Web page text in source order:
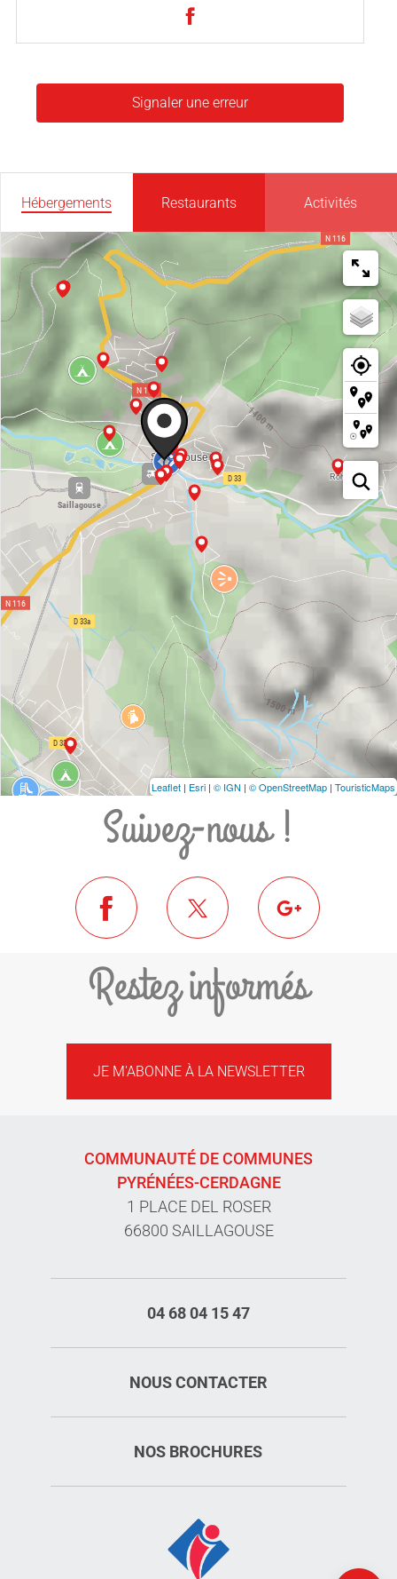
Carte
Signaler une erreur
Hébergements Restaurants Activités
Leaflet | Esri | © IGN | © OpenStreetMap | TouristicMaps
Suivez-nous !
Restez informés
JE M'ABONNE À LA NEWSLETTER
COMMUNAUTÉ DE COMMUNES
PYRÉNÉES-CERDAGNE
1 PLACE DEL ROSER
66800 SAILLAGOUSE
04 68 04 15 47
NOUS CONTACTER
NOS BROCHURES